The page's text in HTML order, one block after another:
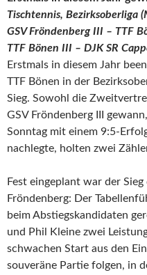
Tischtennis, Bezirksoberliga
GSV Fröndenberg III – TTF
TTF Bönen III – DJK SR
Erstmals in diesem Jahr
TTF Bönen in der
Sieg. Sowohl die
GSV Fröndenberg III
Sonntag mit einem 9:5-
nachlegte, holten zwei
Fest eingeplant war der
Fröndenberg: Der
beim Abstiegskandidaten
und Phil Kleine zwei
schwachen Start aus den
souveräne Partie folgen, in